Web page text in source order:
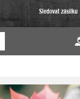
Sledovat zásilku